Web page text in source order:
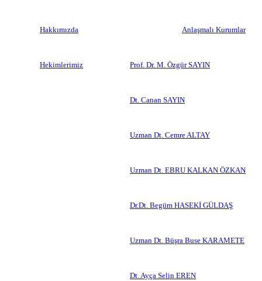
Hakkımızda Anlaşmalı Kurumlar
Hekimlerimiz Prof. Dr. M. Özgür SAYIN
Dt. Canan SAYIN
Uzman Dt. Cemre ALTAY
Uzman Dt. EBRU KALKAN ÖZKAN
Dr.Dt. Begüm HASEKİ GÜLDAŞ
Uzman Dt. Büşra Buse KARAMETE
Dt. Ayça Selin EREN